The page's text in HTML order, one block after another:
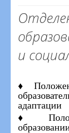
и
адаптации
♦